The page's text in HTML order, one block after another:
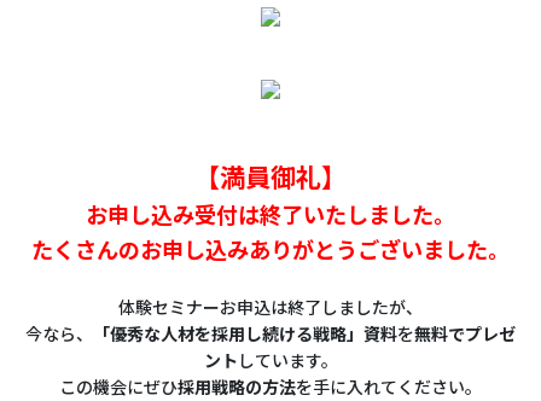
【満員御礼】
お申し込み受付は終了いたしました。
たくさんのお申し込みありがとうございました。
体験セミナーお申込は終了しましたが、
今なら、
「優秀な人材を採用し続ける戦略」資料を無料でプレゼ
ント しています。
この機会にぜひ採用戦略の方法を手に入れてください。